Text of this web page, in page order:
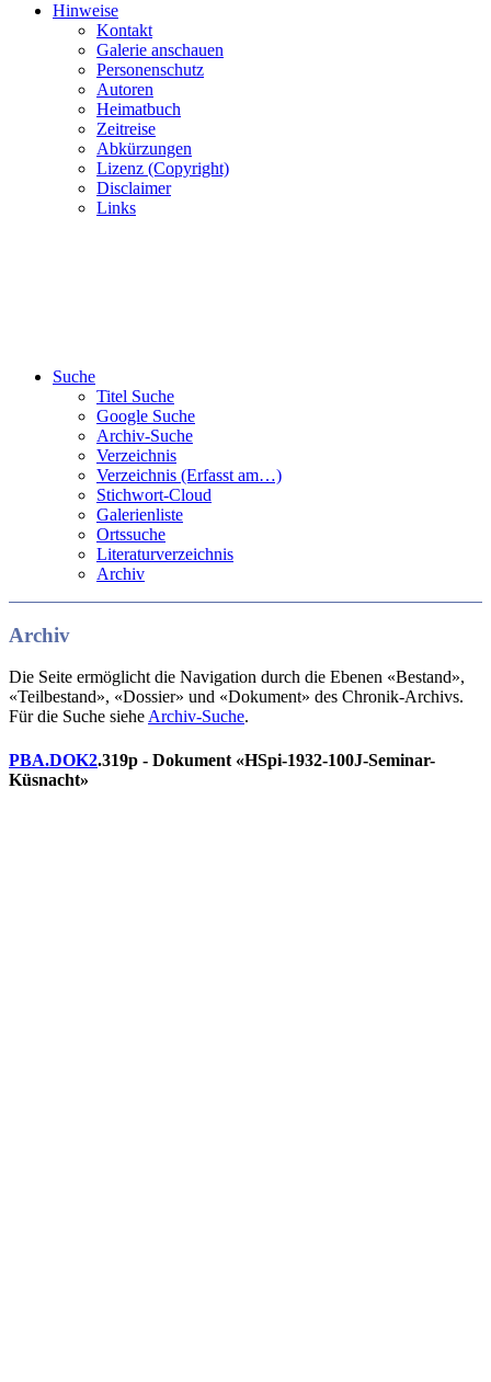
Hinweise
Kontakt
Galerie anschauen
Personenschutz
Autoren
Heimatbuch
Zeitreise
Abkürzungen
Lizenz (Copyright)
Disclaimer
Links
Suche
Titel Suche
Google Suche
Archiv-Suche
Verzeichnis
Verzeichnis (Erfasst am…)
Stichwort-Cloud
Galerienliste
Ortssuche
Literaturverzeichnis
Archiv
Archiv
Die Seite ermöglicht die Navigation durch die Ebenen «Bestand»,
«Teilbestand», «Dossier» und «Dokument» des Chronik-Archivs.
Für die Suche sieheArchiv-Suche.
PBA.DOK2.319p - Dokument «HSpi-1932-100J-Seminar-
Küsnacht»